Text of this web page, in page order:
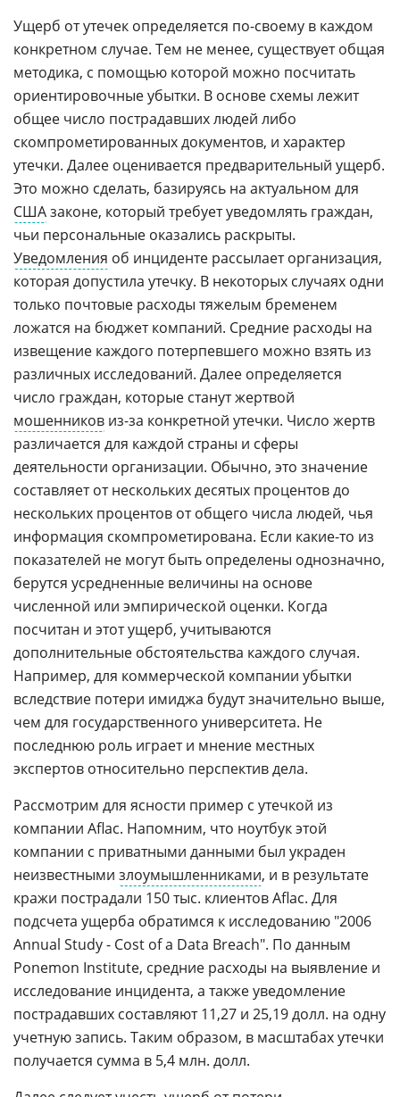
Ущерб от утечек определяется по-своему в каждом
конкретном случае. Тем не менее, существует общая
методика, с помощью которой можно посчитать
ориентировочные убытки. В основе схемы лежит
общее число пострадавших людей либо
скомпрометированных документов, и характер
утечки. Далее оценивается предварительный ущерб.
Это можно сделать, базируясь на актуальном для
СШАзаконе, который требует уведомлять граждан,
чьи персональные оказались раскрыты.
Уведомления об инциденте рассылает организация,
которая допустила утечку. В некоторых случаях одни
только почтовые расходы тяжелым бременем
ложатся на бюджет компаний. Средние расходы на
извещение каждого потерпевшего можно взять из
различных исследований. Далее определяется
число граждан, которые станут жертвой
мошенников из-за конкретной утечки. Число жертв
различается для каждой страны и сферы
деятельности организации. Обычно, это значение
составляет от нескольких десятых процентов до
нескольких процентов от общего числа людей, чья
информация скомпрометирована. Если какие-то из
показателей не могут быть определены однозначно,
берутся усредненные величины на основе
численной или эмпирической оценки. Когда
посчитан и этот ущерб, учитываются
дополнительные обстоятельства каждого случая.
Например, для коммерческой компании убытки
вследствие потери имиджа будут значительно выше,
чем для государственного университета. Не
последнюю роль играет и мнение местных
экспертов относительно перспектив дела.
Рассмотрим для ясности пример с утечкой из
компании Aflac. Напомним, что ноутбук этой
компании с приватными данными был украден
неизвестными злоумышленниками, и в результате
кражи пострадали 150 тыс. клиентов Aflac. Для
подсчета ущерба обратимся к исследованию "2006
Annual Study - Cost of a Data Breach". По данным
Ponemon Institute, средние расходы на выявление и
исследование инцидента, а также уведомление
пострадавших составляют 11,27 и 25,19 долл. на одну
учетную запись. Таким образом, в масштабах утечки
получается сумма в 5,4 млн. долл.